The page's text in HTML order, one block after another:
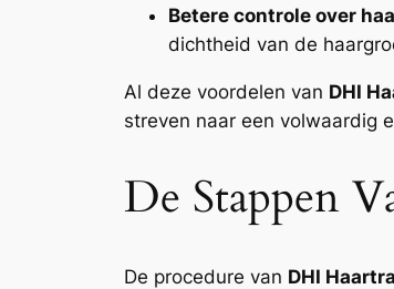
Betere controle over
dichtheid van de
Al deze voordelen van DHI
streven naar een volwaardig
De Stappen
De procedure van DHI